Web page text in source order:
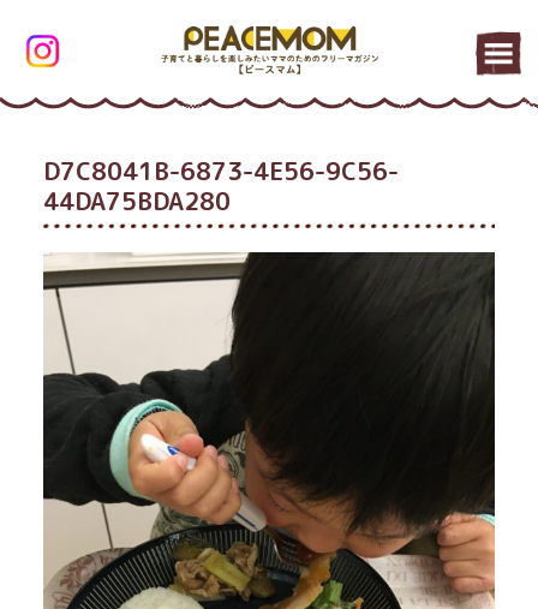
D7C8041B-6873-4E56-9C56-
44DA75BDA280